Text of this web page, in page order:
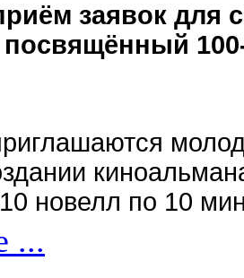
заявок для
новелл по 10
...